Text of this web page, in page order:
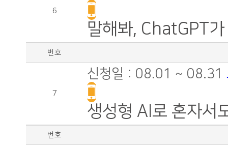
6
말해봐, ChatGPT
번호
7
신청일 : 08.01 ~ 08.31
생성형 AI로 혼자서
번호